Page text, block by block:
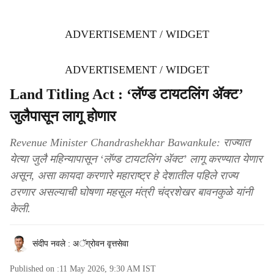
ADVERTISEMENT / WIDGET
ADVERTISEMENT / WIDGET
Land Titling Act : ‘लॅण्ड टायटलिंग ॲक्ट’
जुलैपासून लागू होणार
Revenue Minister Chandrashekhar Bawankule: राज्यात
येत्या जुलै महिन्यापासून ‘लॅण्ड टायटलिंग ॲक्ट’ लागू करण्यात येणार
असून, असा कायदा करणारे महाराष्ट्र हे देशातील पहिले राज्य
ठरणार असल्याची घोषणा महसूल मंत्री चंद्रशेखर बावनकुळे यांनी
केली.
संदीप नवले : अॅग्रोवन वृत्तसेवा
Published on :11 May 2026, 9:30 AM IST